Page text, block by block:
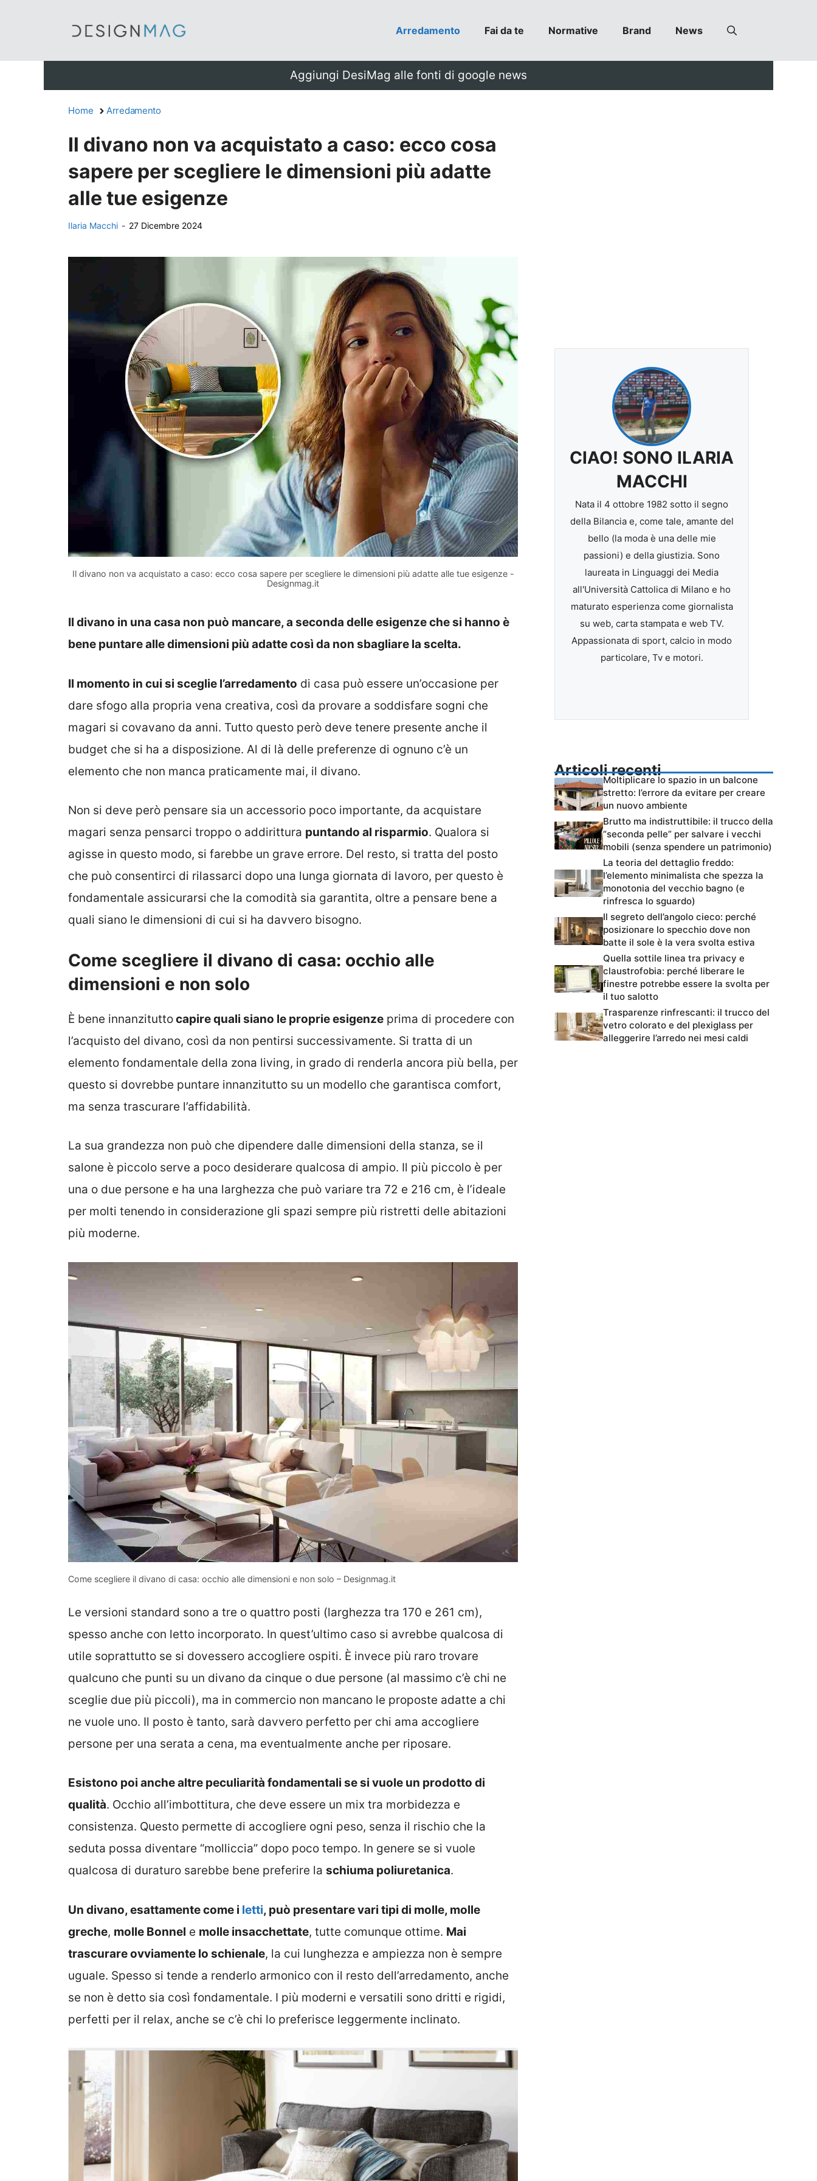
Arredamento Fai da te Normative Brand News
Aggiungi DesiMag alle fonti di google news
Home Arredamento
Il divano non va acquistato a caso: ecco cosa
sapere per scegliere le dimensioni più adatte
alle tue esigenze
Ilaria Macchi - 27 Dicembre 2024
Il divano non va acquistato a caso: ecco cosa sapere per scegliere le dimensioni più adatte alle tue esigenze -
Designmag.it
Il divano in una casa non può mancare, a seconda delle esigenze che si hanno è
bene puntare alle dimensioni più adatte così da non sbagliare la scelta.
Il momento in cui si sceglie l’arredamento di casa può essere un’occasione per
dare sfogo alla propria vena creativa, così da provare a soddisfare sogni che
magari si covavano da anni. Tutto questo però deve tenere presente anche il
budget che si ha a disposizione. Al di là delle preferenze di ognuno c’è un
elemento che non manca praticamente mai, il divano.
Non si deve però pensare sia un accessorio poco importante, da acquistare
magari senza pensarci troppo o addirittura puntando al risparmio. Qualora si
agisse in questo modo, si farebbe un grave errore. Del resto, si tratta del posto
che può consentirci di rilassarci dopo una lunga giornata di lavoro, per questo è
fondamentale assicurarsi che la comodità sia garantita, oltre a pensare bene a
quali siano le dimensioni di cui si ha davvero bisogno.
Come scegliere il divano di casa: occhio alle
dimensioni e non solo
È bene innanzituttocapire quali siano le proprie esigenze prima di procedere con
l’acquisto del divano, così da non pentirsi successivamente. Si tratta di un
elemento fondamentale della zona living, in grado di renderla ancora più bella, per
questo si dovrebbe puntare innanzitutto su un modello che garantisca comfort,
ma senza trascurare l’affidabilità.
La sua grandezza non può che dipendere dalle dimensioni della stanza, se il
salone è piccolo serve a poco desiderare qualcosa di ampio. Il più piccolo è per
una o due persone e ha una larghezza che può variare tra 72 e 216 cm, è l’ideale
per molti tenendo in considerazione gli spazi sempre più ristretti delle abitazioni
più moderne.
Come scegliere il divano di casa: occhio alle dimensioni e non solo – Designmag.it
Le versioni standard sono a tre o quattro posti (larghezza tra 170 e 261 cm),
spesso anche con letto incorporato. In quest’ultimo caso si avrebbe qualcosa di
utile soprattutto se si dovessero accogliere ospiti. È invece più raro trovare
qualcuno che punti su un divano da cinque o due persone (al massimo c’è chi ne
sceglie due più piccoli), ma in commercio non mancano le proposte adatte a chi
ne vuole uno. Il posto è tanto, sarà davvero perfetto per chi ama accogliere
persone per una serata a cena, ma eventualmente anche per riposare.
Esistono poi anche altre peculiarità fondamentali se si vuole un prodotto di
qualità. Occhio all’imbottitura, che deve essere un mix tra morbidezza e
consistenza. Questo permette di accogliere ogni peso, senza il rischio che la
seduta possa diventare “molliccia” dopo poco tempo. In genere se si vuole
qualcosa di duraturo sarebbe bene preferire la schiuma poliuretanica.
Un divano, esattamente come i letti, può presentare vari tipi di molle, molle
greche, molle Bonnel e molle insacchettate, tutte comunque ottime. Mai
trascurare ovviamente lo schienale, la cui lunghezza e ampiezza non è sempre
uguale. Spesso si tende a renderlo armonico con il resto dell’arredamento, anche
se non è detto sia così fondamentale. I più moderni e versatili sono dritti e rigidi,
perfetti per il relax, anche se c’è chi lo preferisce leggermente inclinato.
CIAO! SONO ILARIA
MACCHI
Nata il 4 ottobre 1982 sotto il segno
della Bilancia e, come tale, amante del
bello (la moda è una delle mie
passioni) e della giustizia. Sono
laureata in Linguaggi dei Media
all'Università Cattolica di Milano e ho
maturato esperienza come giornalista
su web, carta stampata e web TV.
Appassionata di sport, calcio in modo
particolare, Tv e motori.
Articoli recenti
Moltiplicare lo spazio in un balcone
stretto: l’errore da evitare per creare
un nuovo ambiente
Brutto ma indistruttibile: il trucco della
“seconda pelle” per salvare i vecchi
mobili (senza spendere un patrimonio)
La teoria del dettaglio freddo:
l’elemento minimalista che spezza la
monotonia del vecchio bagno (e
rinfresca lo sguardo)
Il segreto dell’angolo cieco: perché
posizionare lo specchio dove non
batte il sole è la vera svolta estiva
Quella sottile linea tra privacy e
claustrofobia: perché liberare le
finestre potrebbe essere la svolta per
il tuo salotto
Trasparenze rinfrescanti: il trucco del
vetro colorato e del plexiglass per
alleggerire l’arredo nei mesi caldi